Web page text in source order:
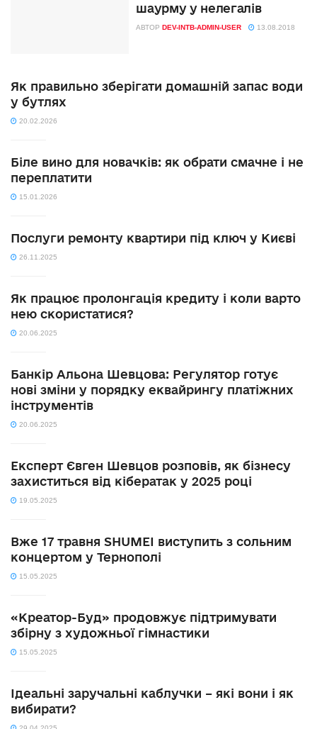
шаурму у нелегалів
АВТОР DEV-INTB-ADMIN-USER 13.08.2018
Як правильно зберігати домашній запас води
у бутлях
20.02.2026
Біле вино для новачків: як обрати смачне і не
переплатити
15.01.2026
Послуги ремонту квартири під ключ у Києві
26.11.2025
Як працює пролонгація кредиту і коли варто
нею скористатися?
20.06.2025
Банкір Альона Шевцова: Регулятор готує
нові зміни у порядку еквайрингу платіжних
інструментів
20.06.2025
Експерт Євген Шевцов розповів, як бізнесу
захиститься від кібератак у 2025 році
19.05.2025
Вже 17 травня SHUMEI виступить з сольним
концертом у Тернополі
15.05.2025
«Креатор-Буд» продовжує підтримувати
збірну з художньої гімнастики
15.05.2025
Ідеальні заручальні каблучки – які вони і як
вибирати?